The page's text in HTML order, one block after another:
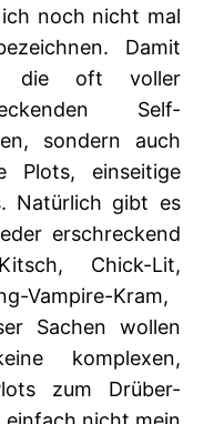
noch nicht mal
Damit
die oft voller
Self-
sondern auch
Plots, einseitige
Natürlich gibt es
erschreckend
Chick-Lit,
Vampire-Kram,
Sachen wollen
komplexen,
zum Drüber-